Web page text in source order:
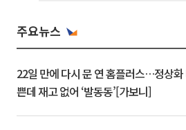
주요뉴스
22일 만에 다시 문 연 홈플러스…정상화
쁜데 재고 없어 ‘발동동’[가보니]